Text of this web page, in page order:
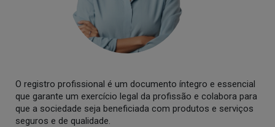
O registro profissional é um documento íntegro e essencial
que garante um exercício legal da profissão e colabora para
que a sociedade seja beneficiada com produtos e serviços
seguros e de qualidade.